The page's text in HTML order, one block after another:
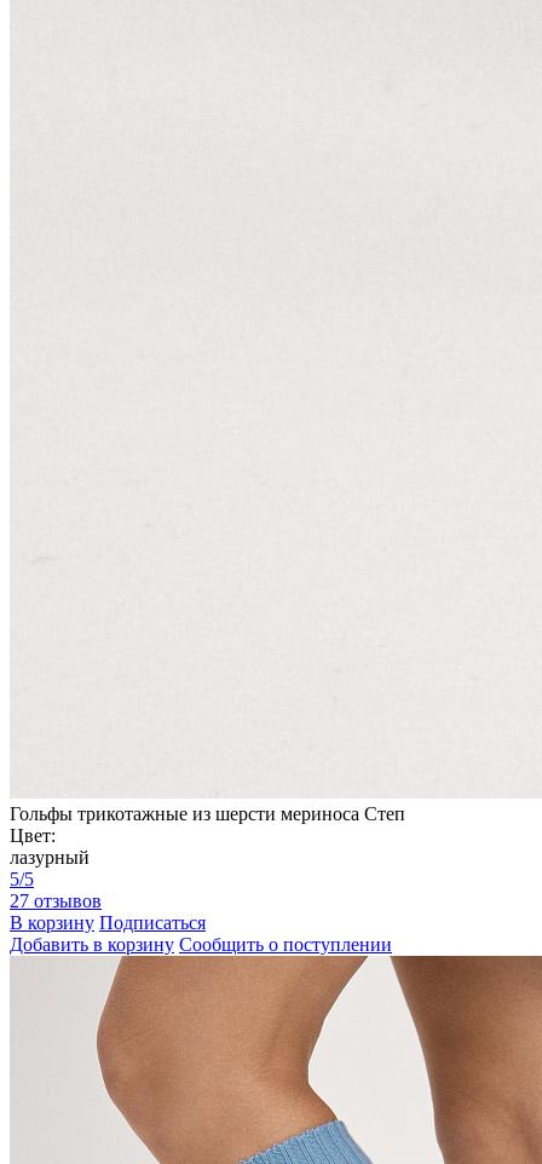
Гольфы трикотажные из шерсти мериноса Степ
Цвет:
лазурный
5/5
27 отзывов
В корзину Подписаться
Добавить в корзину Сообщить о поступлении